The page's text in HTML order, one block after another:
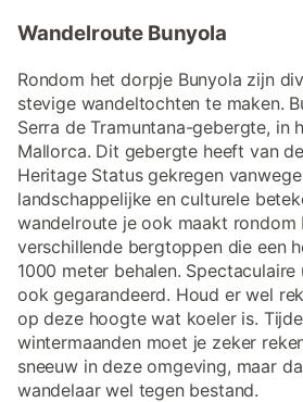
Wandelroute Bunyola
Rondom het dorpje Bunyola zijn
stevige wandeltochten te maken.
Serra de Tramuntana-gebergte, in
Mallorca. Dit gebergte heeft van
Heritage Status gekregen
landschappelijke en culturele
wandelroute je ook maakt rondom
verschillende bergtoppen die een
1000 meter behalen.
ook gegarandeerd. Houd er wel
op deze hoogte wat koeler is.
wintermaanden moet je zeker
sneeuw in deze omgeving, maar
wandelaar wel tegen bestand.